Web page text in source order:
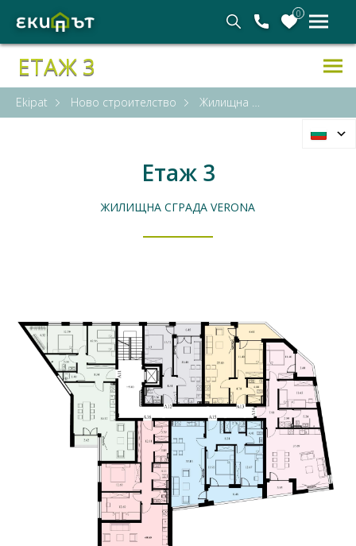
0
ЕТАЖ 3
Ekipat Ново строителство Жилищна сграда Verona
Етаж 3
ЖИЛИЩНА СГРАДА VERONA